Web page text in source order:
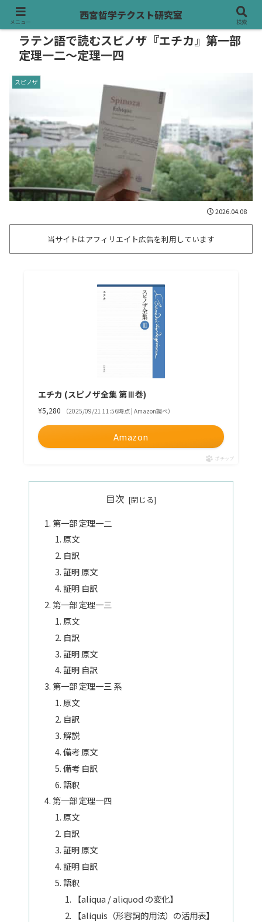
ラテン語で読むスピノザ『エチカ』第一部
定理一二〜定理一四
スピノザ
2026.04.08
当サイトはアフィリエイト広告を利用しています
エチカ (スピノザ全集 第Ⅲ巻)
¥5,280 （2025/09/21 11:56時点 | Amazon調べ）
Amazon
ポチップ
目次
第一部 定理一二
原文
自訳
証明 原文
証明 自訳
第一部 定理一三
原文
自訳
証明 原文
証明 自訳
第一部 定理一三 系
原文
自訳
解説
備考 原文
備考 自訳
語釈
第一部 定理一四
原文
自訳
証明 原文
証明 自訳
語釈
【aliqua / aliquod の変化】
【aliquis（形容詞的用法）の活用表】
メニュー
西宮哲学テクスト研究室
検索